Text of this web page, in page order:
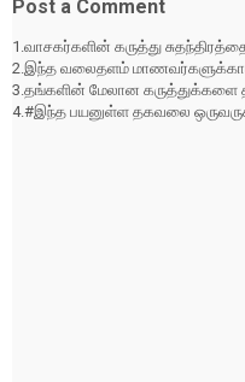
Post a Comment
1.வாசகர்களின் கருத்து
2.இந்த வலைதளம்
3.தங்களின் மேலான கருத்துக்களை
4.#இந்த பயனுள்ள தகவலை